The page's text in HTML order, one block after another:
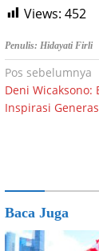
Views: 452
Penulis: Hidayati Firli
Navigasi
pos
Pos sebelumnya
Deni
Inspirasi
Baca Juga